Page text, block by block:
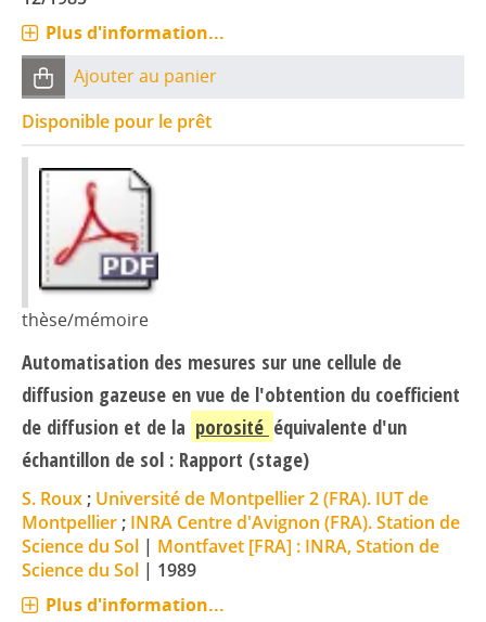
Plus d'information...
Ajouter au panier
Disponible pour le prêt
thèse/mémoire
Automatisation des mesures sur une cellule de
diffusion gazeuse en vue de l'obtention du coefficient
de diffusion et de la porosité équivalente d'un
échantillon de sol : Rapport (stage)
S. Roux ; Université de Montpellier 2 (FRA). IUT de
Montpellier ; INRA Centre d'Avignon (FRA). Station de
Science du Sol | Montfavet [FRA] : INRA, Station de
Science du Sol | 1989
Plus d'information...